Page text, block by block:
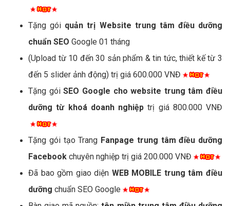
Tặng gói quản trị Website trung tâm điều dưỡng
chuẩn SEO Google 01 tháng
(Upload từ 10 đến 30 sản phẩm & tin tức, thiết kế từ 3
đến 5 slider ảnh động) trị giá 600.000 VNĐ
Tặng góiSEO Google cho website trung tâm điều
dưỡng từ khoá doanh nghiệp trị giá 800.000 VNĐ
Tặng gói tạo Trang Fanpage trung tâm điều dưỡng
Facebook chuyên nghiệp trị giá 200.000 VNĐ
Đã bao gồm giao diện WEB MOBILE trung tâm điều
dưỡng chuẩn SEO Google